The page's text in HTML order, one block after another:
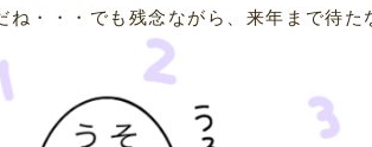
ね・・・でも残念ながら、来年まで待た